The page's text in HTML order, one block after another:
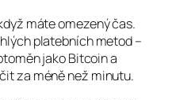
máte omezený čas.
platebních metod –
jako Bitcoin a
za méně než minutu.